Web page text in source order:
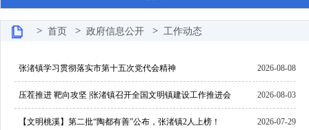
> 首页 > 政府信息公开 > 工作动态
张渚镇学习贯彻落实市第十五次党代会精神 2026-08-08
压茬推进 靶向攻坚 |张渚镇召开全国文明镇建设工作推进会 2026-08-03
【文明桃溪】第二批“陶都有善”公布，张渚镇2人上榜！ 2026-07-29